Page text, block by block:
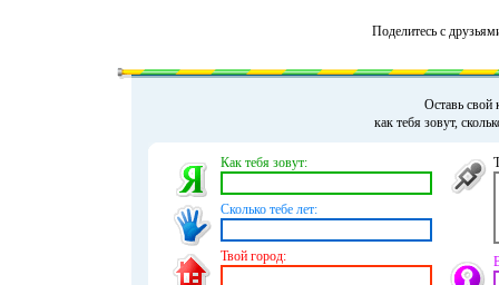
Поделитесь с
Оставь свой
как тебя зовут,
Как тебя зовут:
Сколько тебе лет:
Твой город: